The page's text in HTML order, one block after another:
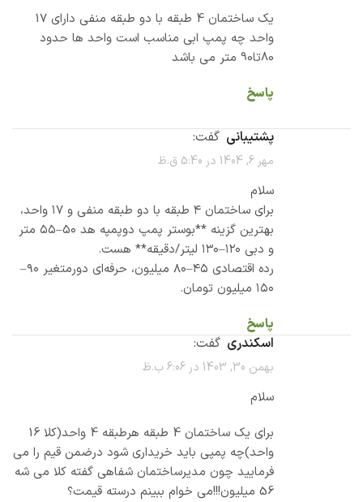
یک ساختمان 4 طبقه با دو طبقه منفی دارای 17
واحد چه پمپ ابی مناسب است واحد ها حدود
80تا90 متر می باشد
پاسخ
پشتیبانی گفت:
مهر 6, 1404 در 5:40 ق.ظ
سلام
برای ساختمان ۴ طبقه با دو طبقه منفی و ۱۷ واحد،
بهترین گزینه **بوستر پمپ دوپمپه هد ۵۰–۵۵ متر
و دبی ۱۲۰–۱۳۰ لیتر/دقیقه** هست.
رده اقتصادی ۴۵–۸۰ میلیون، حرفه‌ای دورمتغیر ۹۰–
۱۵۰ میلیون تومان.
پاسخ
اسکندری گفت:
بهمن 30, 1403 در 6:06 ب.ظ
سلام
برای یک ساختمان 4 طبقه هرطبقه 4 واحد(کلا 16
واحد)چه پمپی باید خریداری شود درضمن قیم را می
فرمایید چون مدیرساختمان شفاهی گفته کلا می شه
56 میلیون!!!می خوام ببینم درسته قیمت؟